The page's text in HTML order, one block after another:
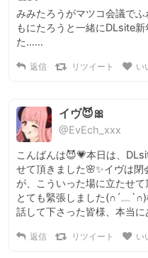
みみたろうがマツコ会議で
もにたろうと一緒にDLsite
た……
返信 リツイート い
イヴ😈🎀
@EvEch_xxx
こんばんは😈💗本日は、
せて頂きました🌸✨イヴは
が、こういった場に立たせ
とても緊張しました
話して下さった皆様、本当
返信 リツイート い